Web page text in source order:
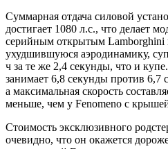
Суммарная отдача силовой
достигает 1080 л.с., что делает
серийным открытым Lamborghini
ухудшившуюся аэродинамику,
ч за те же 2,4 секунды, что и
занимает 6,8 секунды против 6,7
а максимальная скорость
меньше, чем у Fenomeno с
Стоимость эксклюзивного
очевидно, что он окажется